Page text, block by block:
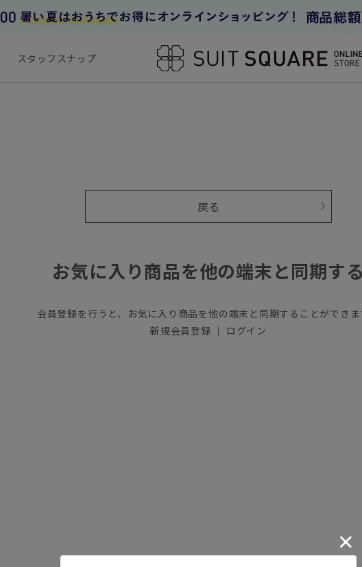
スタッフスナップ
戻る
お気に入り商品を他の端末と同期す
会員登録を行うと、お気に入り商品を他の端末と同期することができ
新規会員登録 ｜ ログイン